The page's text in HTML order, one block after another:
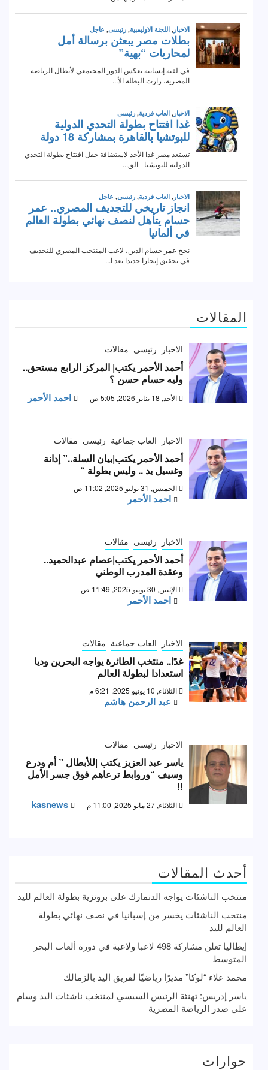
المقالات
الاخبار رئيسى مقالات
أحمد الأحمر يكتب| المركز الرابع مستحق..
وليه حسام حسن ؟
الأحد, 18 يناير 2026, 5:05 ص احمد الأحمر
الاخبار العاب جماعية رئيسى مقالات
أحمد الأحمر يكتب|بيان السلة..” إدانة
وغسيل يد .. وليس بطولة “
الخميس, 31 يوليو 2025, 11:02 ص
احمد الأحمر
الاخبار رئيسى مقالات
أحمد الأحمر يكتب|عصام عبدالحميد..
وعقدة المدرب الوطني
الإثنين, 30 يونيو 2025, 11:49 ص
احمد الأحمر
الاخبار العاب جماعية مقالات
غدًا.. منتخب الطائرة يواجه البحرين وديا
استعدادا لبطولة العالم
الثلاثاء, 10 يونيو 2025, 6:21 م
عبد الرحمن هاشم
الاخبار رئيسى مقالات
ياسر عبد العزيز يكتب |للأبطال ” أم ودرع
وسيف “وروابط ترعاهم فوق جسر الأمل
!!
الثلاثاء, 27 مايو 2025, 11:00 م kasnews
أحدث المقالات
منتخب الناشئات يواجه الدنمارك على برونزية بطولة العالم لليد
منتخب الناشئات يخسر من إسبانيا في نصف نهائي بطولة
العالم لليد
إيطاليا تعلن مشاركة 498 لاعبا ولاعبة في دورة ألعاب البحر
المتوسط
محمد علاء “لوكا” مديرًا رياضيًا لفريق اليد بالزمالك
ياسر إدريس: تهنئة الرئيس السيسي لمنتخب ناشئات اليد وسام
علي صدر الرياضة المصرية
حوارات